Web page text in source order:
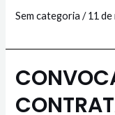
Sem categoria /11